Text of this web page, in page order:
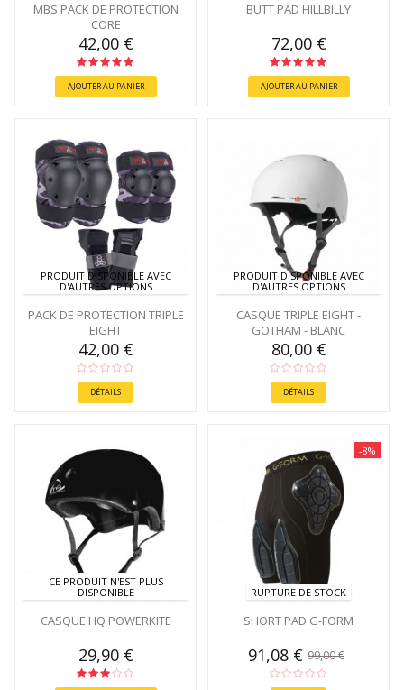
MBS PACK DE PROTECTION
CORE
42,00 €
AJOUTER AU PANIER
BUTT PAD HILLBILLY
72,00 €
AJOUTER AU PANIER
PRODUIT DISPONIBLE AVEC
D'AUTRES OPTIONS
PACK DE PROTECTION TRIPLE
EIGHT
42,00 €
DÉTAILS
PRODUIT DISPONIBLE AVEC
D'AUTRES OPTIONS
CASQUE TRIPLE EIGHT -
GOTHAM - BLANC
80,00 €
DÉTAILS
CE PRODUIT N'EST PLUS
DISPONIBLE
CASQUE HQ POWERKITE
29,90 €
-8%
RUPTURE DE STOCK
SHORT PAD G-FORM
91,08 € 99,00 €